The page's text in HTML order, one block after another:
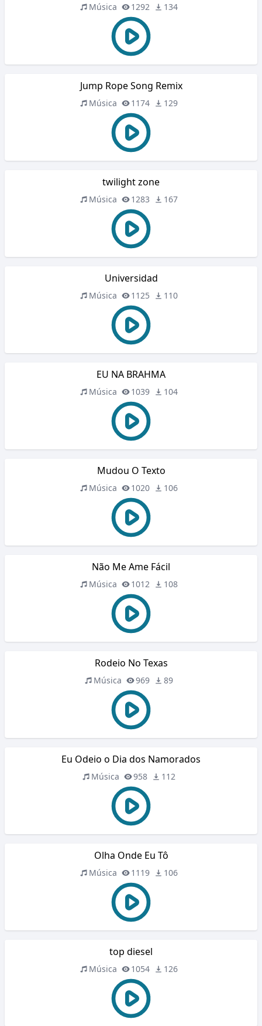
Música 1292 134
Jump Rope Song Remix
Música 1174 129
twilight zone
Música 1283 167
Universidad
Música 1125 110
EU NA BRAHMA
Música 1039 104
Mudou O Texto
Música 1020 106
Não Me Ame Fácil
Música 1012 108
Rodeio No Texas
Música 969 89
Eu Odeio o Dia dos Namorados
Música 958 112
Olha Onde Eu Tô
Música 1119 106
top diesel
Música 1054 126